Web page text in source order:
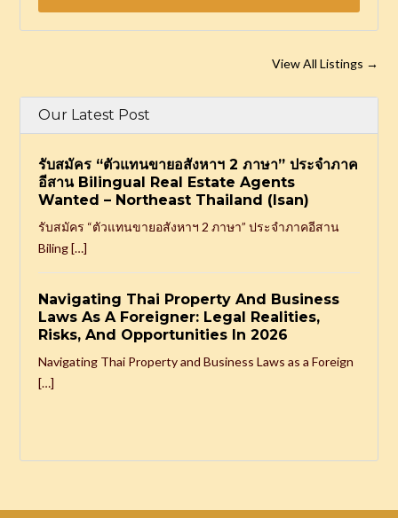
View All Listings →
Our Latest Post
รับสมัคร “ตัวแทนขายอสังหาฯ 2 ภาษา” ประจำภาค
อีสาน Bilingual Real Estate Agents
Wanted – Northeast Thailand (Isan)
รับสมัคร “ตัวแทนขายอสังหาฯ 2 ภาษา” ประจำภาคอีสาน
Biling […]
Navigating Thai Property And Business
Laws As A Foreigner: Legal Realities,
Risks, And Opportunities In 2026
Navigating Thai Property and Business Laws as a Foreign
[…]